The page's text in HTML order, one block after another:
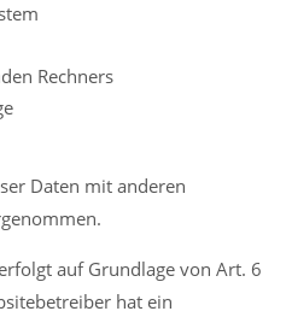
Rechners
Daten mit anderen
auf Grundlage von Art. 6
hat ein